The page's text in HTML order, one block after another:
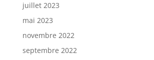
juillet 2023
mai 2023
novembre 2022
septembre 2022